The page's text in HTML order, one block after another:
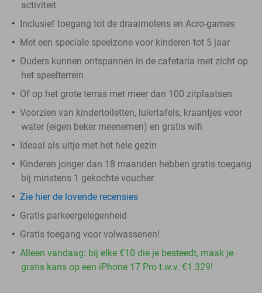
activiteit
Inclusief toegang tot de draaimolens en Acro-games
Met een speciale speelzone voor kinderen tot 5 jaar
Ouders kunnen ontspannen in de cafetaria met zicht op
het speelterrein
Of op het grote terras met meer dan 100 zitplaatsen
Voorzien van kindertoiletten, luiertafels, kraantjes voor
water (eigen beker meenemen) en gratis wifi
Ideaal als uitje met het hele gezin
Kinderen jonger dan 18 maanden hebben gratis toegang
bij minstens 1 gekochte voucher
Zie hier de lovende recensies
Gratis parkeergelegenheid
Gratis toegang voor volwassenen!
Alleen vandaag: bij elke €10 die je besteedt, maak je
gratis kans op een iPhone 17 Pro t.w.v. €1.329!